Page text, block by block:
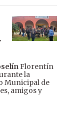
Florentín
la
Municipal de
amigos y